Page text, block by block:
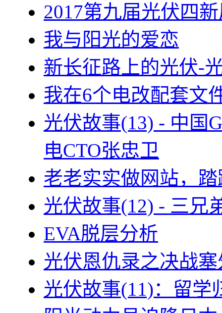
2017第九届光伏四
我与阳光的爱恋
新长征路上的光伏-
我在6个电改配套文
光伏故事(13) - 中国
电CTO张忠卫
老老实实做网站，
光伏故事(12) - 三兄
EVA脱层分析
光伏恩仇录之决战
光伏故事(11)：留学